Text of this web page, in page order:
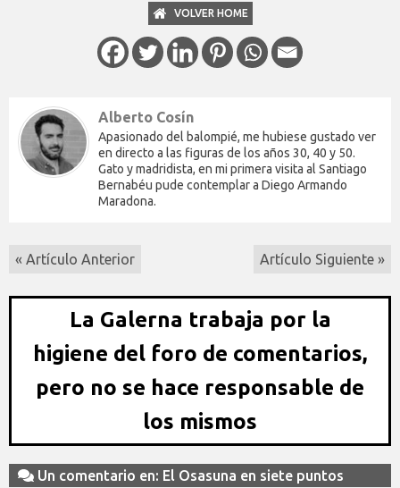
VOLVER HOME
Alberto Cosín
Apasionado del balompié, me hubiese gustado ver
en directo a las figuras de los años 30, 40 y 50.
Gato y madridista, en mi primera visita al Santiago
Bernabéu pude contemplar a Diego Armando
Maradona.
« Artículo Anterior Artículo Siguiente »
La Galerna trabaja por la
higiene del foro de comentarios,
pero no se hace responsable de
los mismos
Un comentario en: El Osasuna en siete puntos